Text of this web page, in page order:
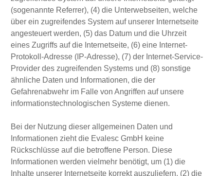
(sogenannte Referrer), (4) die Unterwebseiten, welche
über ein zugreifendes System auf unserer Internetseite
angesteuert werden, (5) das Datum und die Uhrzeit
eines Zugriffs auf die Internetseite, (6) eine Internet-
Protokoll-Adresse (IP-Adresse), (7) der Internet-Service-
Provider des zugreifenden Systems und (8) sonstige
ähnliche Daten und Informationen, die der
Gefahrenabwehr im Falle von Angriffen auf unsere
informationstechnologischen Systeme dienen.
Bei der Nutzung dieser allgemeinen Daten und
Informationen zieht die Evalesc GmbH keine
Rückschlüsse auf die betroffene Person. Diese
Informationen werden vielmehr benötigt, um (1) die
Inhalte unserer Internetseite korrekt auszuliefern, (2) die